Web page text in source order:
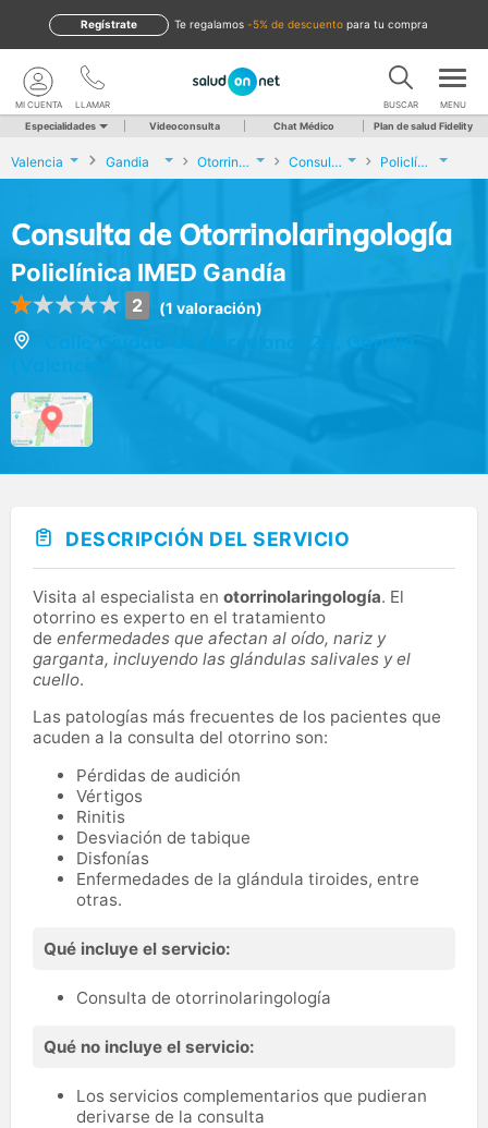
te regalamos -5% de descuento para tu compra
Regístrate
LLAMAR
MI CUENTA BUSCAR MENU
Especialidades Videoconsulta Chat Médico Plan de salud Fidelity
Valencia Gandia Otorrinolaringología Consulta de Otorrinolaringología Policlínica IMED Gandía
Consulta de Otorrinolaringología
Policlínica IMED Gandía
2 (1 valoración)
Calle Ciudad de Barcelona, 29, Gandia
DESCRIPCIÓN DEL SERVICIO
Visita al especialista en otorrinolaringología. El
otorrino es experto en el tratamiento
de enfermedades que afectan al oído, nariz y
garganta, incluyendo las glándulas salivales y el
cuello.
Las patologías más frecuentes de los pacientes que
acuden a la consulta del otorrino son:
Pérdidas de audición
Vértigos
Rinitis
Desviación de tabique
Disfonías
Enfermedades de la glándula tiroides, entre
otras.
Qué incluye el servicio:
Consulta de otorrinolaringología
Qué no incluye el servicio:
Los servicios complementarios que pudieran
derivarse de la consulta